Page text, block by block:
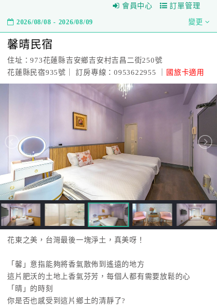
會員中心 訂單管理
2026/08/08 - 2026/08/09 變更
馨晴民宿
住址：973花蓮縣吉安鄉吉安村吉昌二街250號
花蓮縣民宿935號｜ 訂房專線：0953622955 ｜
國旅卡適用
花東之美，台灣最後一塊淨土，真美呀！
「馨」意指能夠將香氣散佈到遙遠的地方
這片肥沃的土地上香氣芬芳，每個人都有需要放鬆的心
「晴」的時刻
你是否也感受到這片鄉土的清靜了?